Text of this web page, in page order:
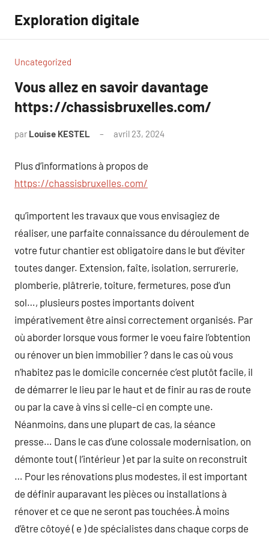
contenu
Exploration digitale
Uncategorized
Vous allez en savoir davantage
https://chassisbruxelles.com/
par Louise KESTEL avril 23, 2024
Plus d’informations à propos de
https://chassisbruxelles.com/
qu’importent les travaux que vous envisagiez de
réaliser, une parfaite connaissance du déroulement de
votre futur chantier est obligatoire dans le but d’éviter
toutes danger. Extension, faîte, isolation, serrurerie,
plomberie, plâtrerie, toiture, fermetures, pose d’un
sol…, plusieurs postes importants doivent
impérativement être ainsi correctement organisés. Par
où aborder lorsque vous former le voeu faire l’obtention
ou rénover un bien immobilier ? dans le cas où vous
n’habitez pas le domicile concernée c’est plutôt facile, il
de démarrer le lieu par le haut et de finir au ras de route
ou par la cave à vins si celle-ci en compte une.
Néanmoins, dans une plupart de cas, la séance
presse… Dans le cas d’une colossale modernisation, on
démonte tout ( l’intérieur ) et par la suite on reconstruit
… Pour les rénovations plus modestes, il est important
de définir auparavant les pièces ou installations à
rénover et ce que ne seront pas touchées.À moins
d’être côtoyé ( e ) de spécialistes dans chaque corps de